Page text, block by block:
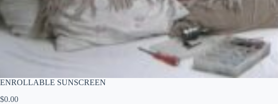
ENROLLABLE SUNSCREEN
$0.00